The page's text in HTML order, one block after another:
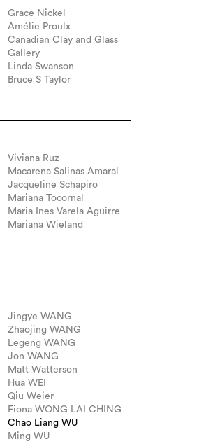
Grace Nickel
Amélie Proulx
Canadian Clay and Glass
Gallery
Linda Swanson
Bruce S Taylor
Viviana Ruz
Macarena Salinas Amaral
Jacqueline Schapiro
Mariana Tocornal
Maria Ines Varela Aguirre
Mariana Wieland
Jingye WANG
Zhaojing WANG
Legeng WANG
Jon WANG
Matt Watterson
Hua WEI
Qiu Weier
Fiona WONG LAI CHING
Chao Liang WU
Ming WU